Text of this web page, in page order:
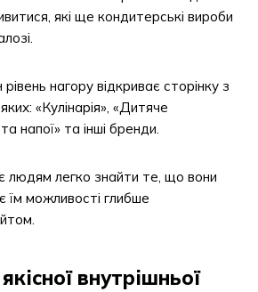
які ще кондитерські вироби
нагору відкриває сторінку з
«Кулінарія», «Дитяче
напої» та інші бренди.
людям легко знайти те, що вони
їм можливості глибше
внутрішньої